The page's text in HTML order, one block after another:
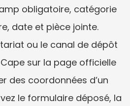
obligatoire, catégorie
date et pièce jointe.
ou le canal de dépôt
sur la page officielle
des coordonnées d’un
le formulaire déposé, la